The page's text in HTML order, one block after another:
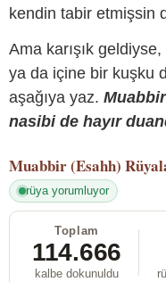
kendin tabir etmişsin
Ama karışık
ya da içine bir kuşku
aşağıya yaz.
nasibi de hayır
Muabbir (Esahh)
rüya yorumluyor
Toplam
114.666
kalbe dokunuldu